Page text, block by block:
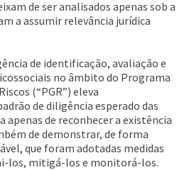
de ser analisados apenas sob a
a assumir relevância jurídica
de identificação, avaliação e
no âmbito do Programa
(“PGR”) eleva
de diligência esperado das
apenas de reconhecer a existência
de demonstrar, de forma
que foram adotadas medidas
los, mitigá-los e monitorá-los.